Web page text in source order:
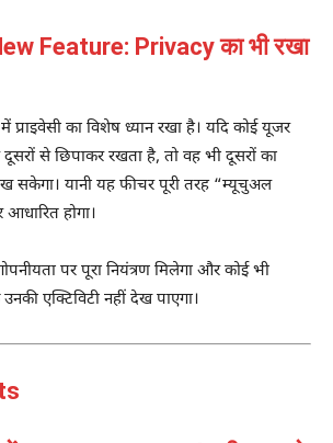
Feature: Privacy का भी रखा
का विशेष ध्यान रखा है। यदि कोई यूजर
से छिपाकर रखता है, तो वह भी दूसरों का
सकेगा। यानी यह फीचर पूरी तरह “म्यूचुअल
आधारित होगा।
पर पूरा नियंत्रण मिलेगा और कोई भी
एक्टिविटी नहीं देख पाएगा।